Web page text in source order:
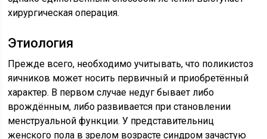
хирургическая операция.
Этиология
Прежде всего, необходимо учитывать, что поликистоз
яичников может носить первичный и приобретённый
характер. В первом случае недуг бывает либо
врождённым, либо развивается при становлении
менструальной функции. У представительниц
женского пола в зрелом возрасте синдром зачастую